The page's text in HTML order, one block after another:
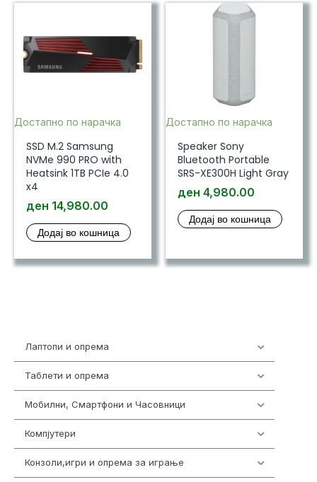
Лаптопи и опрема
Таблети и опрема
Мобилни, Смартфони и Часовници
Компјутери
Конзоли,игри и опрема за играње
Достапно по нарачка
SSD M.2 Samsung
NVMe 990 PRO with
Heatsink 1TB PCIe 4.0
x4
ден 14,980.00
Додај во кошница
Достапно по нарачка
Speaker Sony
Bluetooth Portable
SRS-XE300H Light Gray
ден 4,980.00
Додај во кошница